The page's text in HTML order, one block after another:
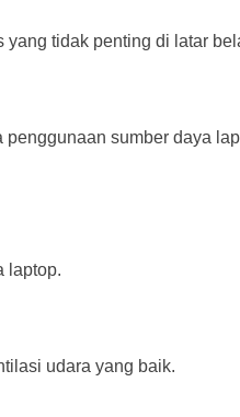
tidak penting di latar
sumber daya
laptop.
udara yang baik.